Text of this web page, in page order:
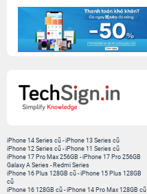
iPhone 14 Series cũ -iPhone 13 Series cũ
iPhone 12 Series cũ -iPhone 11 Series cũ
iPhone 17 Pro Max 256GB -iPhone 17 Pro 256GB
Galaxy A Series - Redmi Series
iPhone 16 Plus 128GB cũ -iPhone 15 Plus 128GB
cũ
iPhone 16 128GB cũ -iPhone 14 Pro Max 128GB cũ